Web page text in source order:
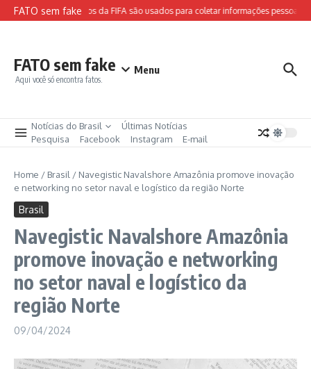
Ir para o conteúdo
FATO sem fakeSites falsos da FIFA são usados para coletar informações pessoais e
FATO sem fake
Aqui você só encontra fatos.
Menu
Notícias do Brasil
Últimas Notícias
Pesquisa
Facebook Instagram E-mail
Home / Brasil / Navegistic Navalshore Amazônia promove inovação
e networking no setor naval e logístico da região Norte
Brasil
Navegistic Navalshore Amazônia
promove inovação e networking
no setor naval e logístico da
região Norte
09/04/2024